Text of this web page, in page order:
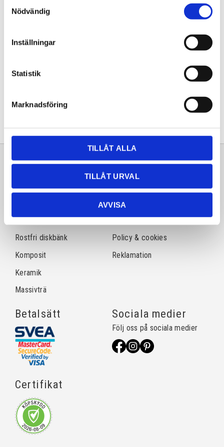
Nödvändig
Inställningar
Statistik
Marknadsföring
TILLÅT ALLA
TILLÅT URVAL
AVVISA
Lagervara
Artikelnr
20261626
Sortiment
Natursten
Rostfri diskbänk
Komposit
Keramik
Massivträ
Information
Frågor & svar
Köpvillkor
Policy & cookies
Reklamation
Betalsätt
Certifikat
Sociala medier
Följ oss på sociala medier